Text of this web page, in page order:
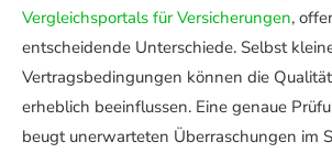
Vergleichsportals für Versicherungen,
entscheidende Unterschiede. Selbst
Vertragsbedingungen können die
erheblich beeinflussen. Eine genaue
beugt unerwarteten Überraschungen im